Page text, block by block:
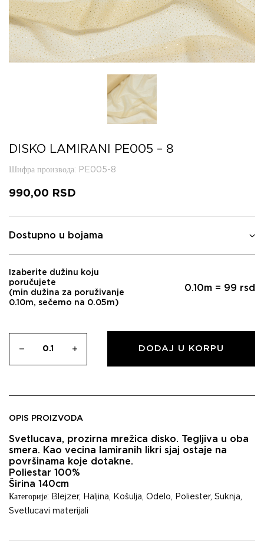
DISKO LAMIRANI PE005 – 8
Шифра производа: PE005-8
990,00 RSD
Dostupno u bojama
Izaberite dužinu koju
poručujete
(min dužina za poruživanje
0.10m, sečemo na 0.05m)
0.10m = 99 rsd
DODAJ U KORPU
OPIS PROIZVODA
Svetlucava, prozirna mrežica disko. Tegljiva u oba
smera. Kao vecina lamiranih likri sjaj ostaje na
površinama koje dotakne.
Poliestar 100%
Širina 140cm
Категорије: Blejzer, Haljina, Košulja, Odelo, Poliester, Suknja,
Svetlucavi materijali